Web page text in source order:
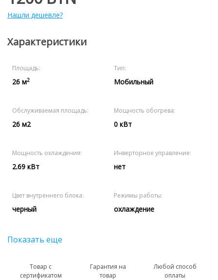
Нашли дешевле?
Характеристики
Площадь:
26 м2
Тип:
Мобильный
Обслуживаемая площадь:
26 м2
Мощность обогрева:
0 кВт
Мощность охлаждения:
2.69 кВт
Инверторное управление:
нет
Цвет внутреннего блока:
черный
Режимы работы:
охлаждение
Показать еще
Товар с
сертификатом
Гарантия на
товар
Любой способ
оплаты